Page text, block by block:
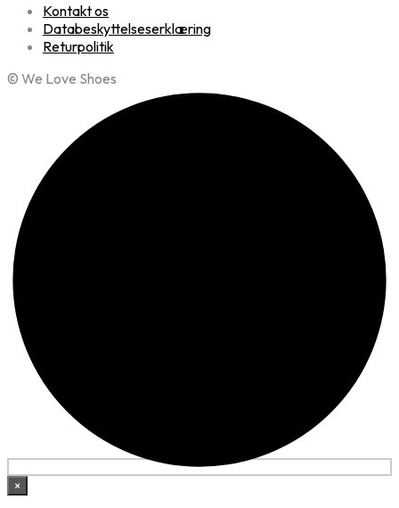
Kontakt os
Databeskyttelseserklæring
Returpolitik
© We Love Shoes
×